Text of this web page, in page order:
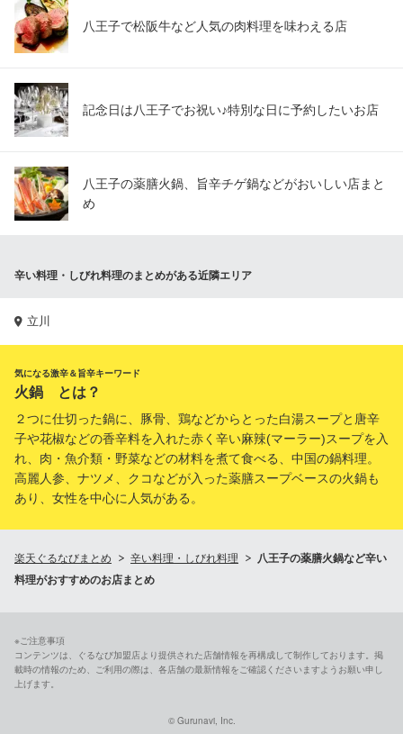
八王子で松阪牛など人気の肉料理を味わえる店
記念日は八王子でお祝い♪特別な日に予約したいお店
八王子の薬膳火鍋、旨辛チゲ鍋などがおいしい店まと
め
辛い料理・しびれ料理のまとめがある近隣エリア
立川
気になる激辛＆旨辛キーワード
火鍋 とは？
２つに仕切った鍋に、豚骨、鶏などからとった白湯スープと唐辛
子や花椒などの香辛料を入れた赤く辛い麻辣(マーラー)スープを入
れ、肉・魚介類・野菜などの材料を煮て食べる、中国の鍋料理。
高麗人参、ナツメ、クコなどが入った薬膳スープベースの火鍋も
あり、女性を中心に人気がある。
楽天ぐるなびまとめ 辛い料理・しびれ料理
八王子の薬膳火鍋など辛い
料理がおすすめのお店まとめ
※ご注意事項
コンテンツは、ぐるなび加盟店より提供された店舗情報を再構成して制作しております。掲
載時の情報のため、ご利用の際は、各店舗の最新情報をご確認くださいますようお願い申し
上げます。
© Gurunavi, Inc.